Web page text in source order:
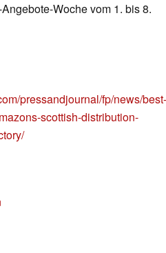
Woche vom 1. bis 8.
pressandjournal/fp/news/best-
scottish-distribution-